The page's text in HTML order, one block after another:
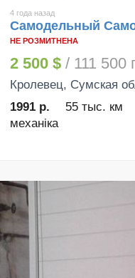
4 года назад
Самодельный
НЕ РОЗМИТНЕНА
2 500 $ / 111 500
Кролевец, Сумская
1991 р.
55 тыс. км
механіка